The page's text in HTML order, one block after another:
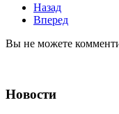
Назад
Вперед
Вы не можете
Новости